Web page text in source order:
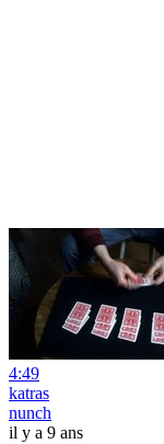
4:49
katras
nunch
il y a 9 ans